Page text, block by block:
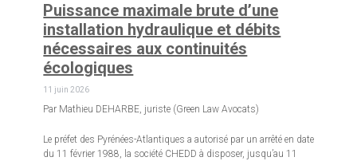
Puissance maximale brute d’une
installation hydraulique et débits
nécessaires aux continuités
écologiques
11 juin 2026
Par Mathieu DEHARBE, juriste (Green Law Avocats)
Le préfet des Pyrénées-Atlantiques a autorisé par un arrêté en date
du 11 février 1988, la société CHEDD à disposer, jusqu’au 11